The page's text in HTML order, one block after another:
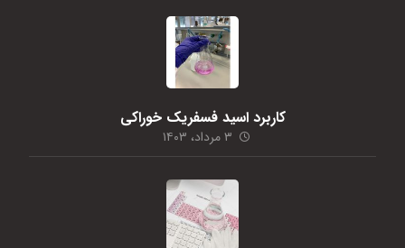
کاربرد اسید فسفریک خوراکی
۳ مرداد، ۱۴۰۳